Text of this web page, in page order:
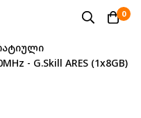
0
- G.Skill ARES (1x8GB)